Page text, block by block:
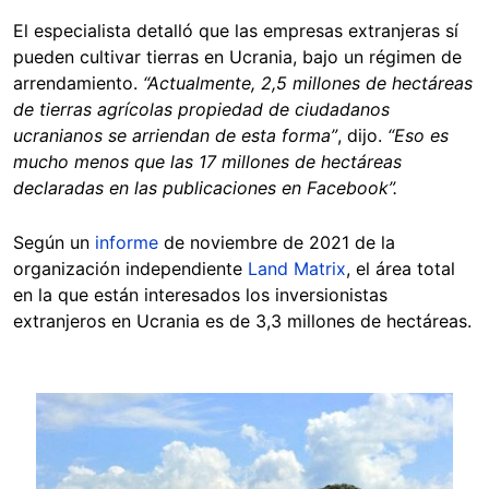
El especialista detalló que las empresas extranjeras sí
pueden cultivar tierras en Ucrania, bajo un régimen de
arrendamiento. “Actualmente, 2,5 millones de hectáreas
de tierras agrícolas propiedad de ciudadanos
ucranianos se arriendan de esta forma”, dijo. “Eso es
mucho menos que las 17 millones de hectáreas
declaradas en las publicaciones en Facebook”.
Según un informe de noviembre de 2021 de la
organización independiente Land Matrix, el área total
en la que están interesados los inversionistas
extranjeros en Ucrania es de 3,3 millones de hectáreas.
Image